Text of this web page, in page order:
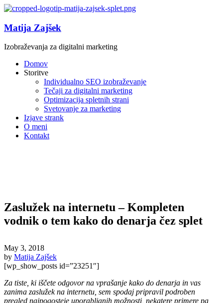
Matija Zajšek
Izobraževanja za digitalni marketing
Domov
Storitve
Individualno SEO izobraževanje
Tečaji za digitalni marketing
Optimizacija spletnih strani
Svetovanje za marketing
Izjave strank
O meni
Kontakt
Zaslužek na internetu – Kompleten
vodnik o tem kako do denarja čez splet
May 3, 2018
by Matija Zajšek
[wp_show_posts id=”23251″]
Za tiste, ki iščete odgovor na vprašanje kako do denarja in vas
zanima zaslužek na internetu, sem spodaj pripravil podroben
pregled najpogosteje uporabljanih možnosti, nekatere primere pa